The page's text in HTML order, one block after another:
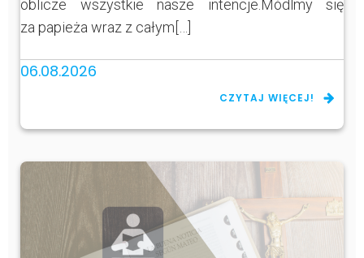
oblicze wszystkie nasze intencje.Módlmy się
za papieża wraz z całym[…]
06.08.2026
CZYTAJ WIĘCEJ!